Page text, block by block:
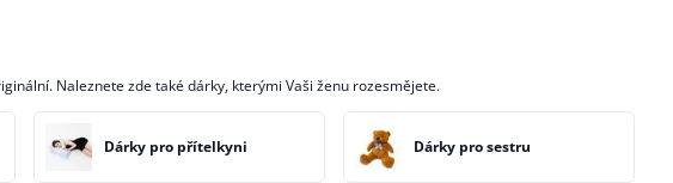
Naleznete zde také dárky, kterými Vaši ženu rozesmějete.
Dárky pro přítelkyni Dárky pro sestru